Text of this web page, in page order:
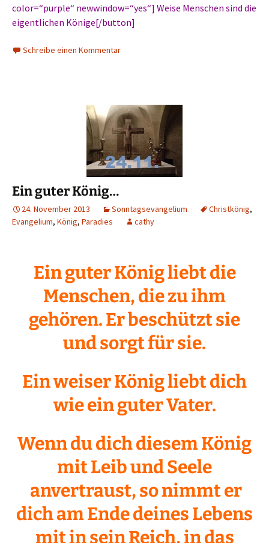
color=“purple“ newwindow=“yes“] Weise Menschen sind die
eigentlichen Könige[/button]
Schreibe einen Kommentar
Ein guter König…
24. November 2013 Sonntagsevangelium Christkönig,
Evangelium, König, Paradies cathy
Ein guter König liebt die
Menschen, die zu ihm
gehören. Er beschützt sie
und sorgt für sie.
Ein weiser König liebt dich
wie ein guter Vater.
Wenn du dich diesem König
mit Leib und Seele
anvertraust, so nimmt er
dich am Ende deines Lebens
mit in sein Reich, in das